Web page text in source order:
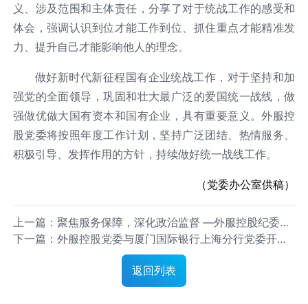
义、涉及范围和主体责任，分享了对于统战工作的感受和
体会，强调认识到位才能工作到位、抓住重点才能精准发
力、提升自己才能影响他人的理念。
做好新时代新征程国有企业统战工作，对于坚持和加
强党的全面领导，巩固和壮大最广泛的爱国统一战线，做
强做优做大国有资本和国有企业，具有重要意义。外服控
股党委将按照年度工作计划，坚持广泛团结、热情服务、
积极引导、发挥作用的方针，持续做好统一战线工作。
（党委办公室供稿）
上一篇：聚焦服务保障，深化政治监督 —外服控股纪委启
动第八届进博会政治监督护航工作
返回列表
下一篇：外服控股党委与厦门国际银行上海分行党委开展